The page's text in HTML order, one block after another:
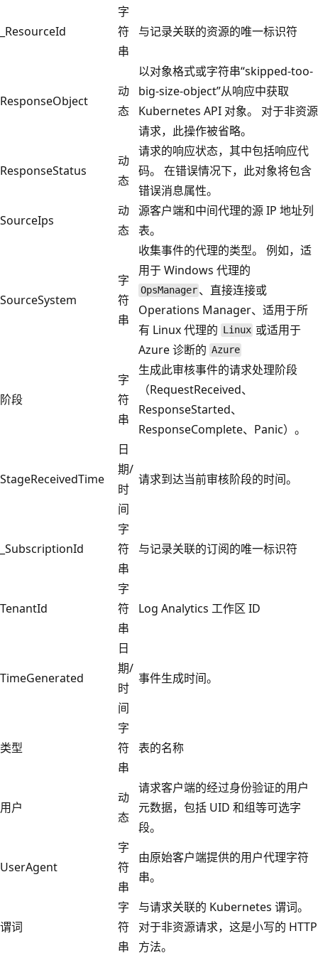
_ResourceId
字
符
串
与记录关联的资源的唯一标识符
ResponseObject
动
态
以对象格式或字符串“skipped-too-
big-size-object”从响应中获取
Kubernetes API 对象。 对于非资源
请求，此操作被省略。
ResponseStatus
动
态
请求的响应状态，其中包括响应代
码。 在错误情况下，此对象将包含
错误消息属性。
SourceIps
动
态
源客户端和中间代理的源 IP 地址列
表。
SourceSystem
字
符
串
收集事件的代理的类型。 例如，适
用于 Windows 代理的
OpsManager 、直接连接或
Operations Manager、适用于所
有 Linux 代理的 Linux 或适用于
Azure 诊断的 Azure
阶段
字
符
串
生成此审核事件的请求处理阶段
（RequestReceived、
ResponseStarted、
ResponseComplete、Panic）。
StageReceivedTime
日
期/
时
间
请求到达当前审核阶段的时间。
_SubscriptionId
字
符
串
与记录关联的订阅的唯一标识符
TenantId
字
符
串
Log Analytics 工作区 ID
TimeGenerated
日
期/
时
间
事件生成时间。
类型
字
符
串
表的名称
用户
动
态
请求客户端的经过身份验证的用户
元数据，包括 UID 和组等可选字
段。
UserAgent
字
符
串
由原始客户端提供的用户代理字符
串。
谓词
字
符
串
与请求关联的 Kubernetes 谓词。
对于非资源请求，这是小写的 HTTP
方法。